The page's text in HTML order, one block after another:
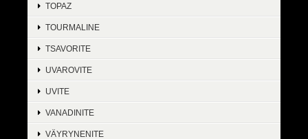
TOPAZ
TOURMALINE
TSAVORITE
UVAROVITE
UVITE
VANADINITE
VÄYRYNENITE